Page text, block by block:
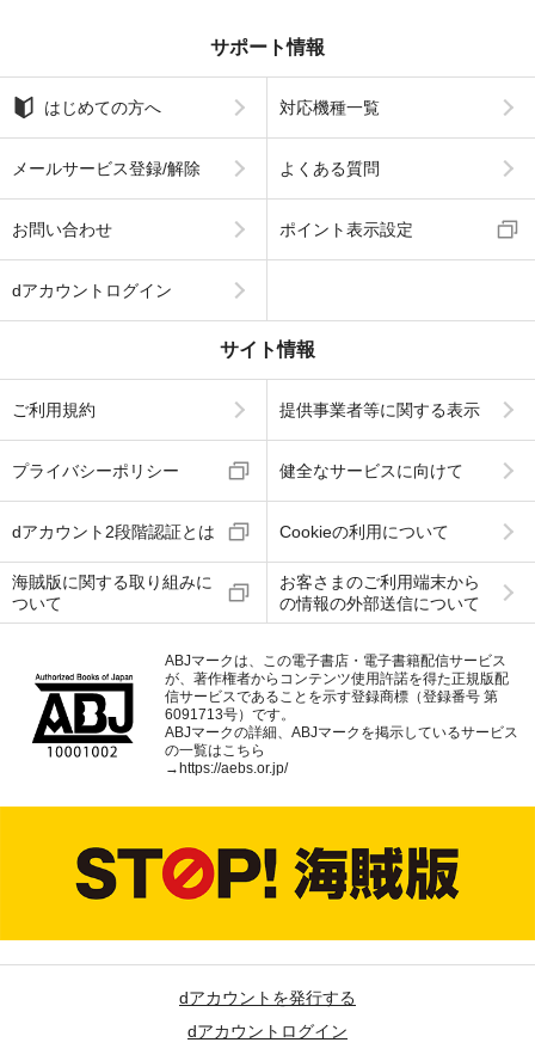
サポート情報
はじめての方へ 対応機種一覧
メールサービス登録/解除 よくある質問
お問い合わせ ポイント表示設定
dアカウントログイン
サイト情報
ご利用規約 提供事業者等に関する表示
プライバシーポリシー 健全なサービスに向けて
dアカウント2段階認証とは Cookieの利用について
海賊版に関する取り組みに
ついて
お客さまのご利用端末から
の情報の外部送信について
ABJマークは、この電子書店・電子書籍配信サービス
が、著作権者からコンテンツ使用許諾を得た正規版配
信サービスであることを示す登録商標（登録番号 第
6091713号）です。
ABJマークの詳細、ABJマークを掲示しているサービス
の一覧はこちら
→ https://aebs.or.jp/
dアカウントを発行する
dアカウントログイン